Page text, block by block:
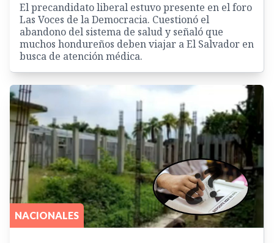
El precandidato liberal estuvo presente en el foro
Las Voces de la Democracia. Cuestionó el
abandono del sistema de salud y señaló que
muchos hondureños deben viajar a El Salvador en
busca de atención médica.
NACIONALES